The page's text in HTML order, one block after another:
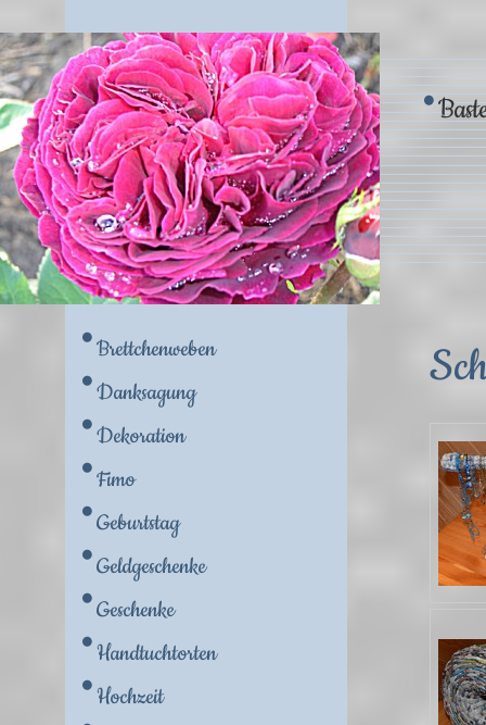
Brettchenweben
Danksagung
Dekoration
Fimo
Geburtstag
Geldgeschenke
Geschenke
Handtuchtorten
Hochzeit